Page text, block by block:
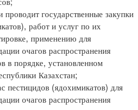
государственные закупки
работ и услуг по их
применению для
очагов распространения
в порядке, установленном
Казахстан;
(ядохимикатов) для
очагов распространения